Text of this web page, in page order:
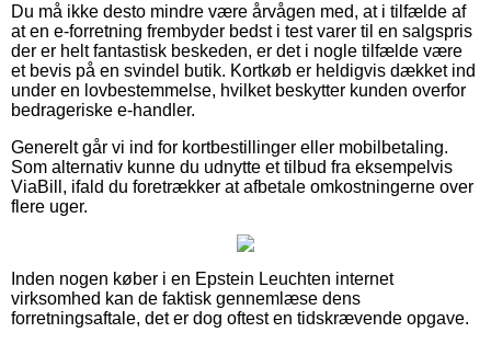
Du må ikke desto mindre være årvågen med, at i tilfælde af
at en e-forretning frembyder bedst i test varer til en salgspris
der er helt fantastisk beskeden, er det i nogle tilfælde være
et bevis på en svindel butik. Kortkøb er heldigvis dækket ind
under en lovbestemmelse, hvilket beskytter kunden overfor
bedrageriske e-handler.
Generelt går vi ind for kortbestillinger eller mobilbetaling.
Som alternativ kunne du udnytte et tilbud fra eksempelvis
ViaBill, ifald du foretrækker at afbetale omkostningerne over
flere uger.
Inden nogen køber i en Epstein Leuchten internet
virksomhed kan de faktisk gennemlæse dens
forretningsaftale, det er dog oftest en tidskrævende opgave.